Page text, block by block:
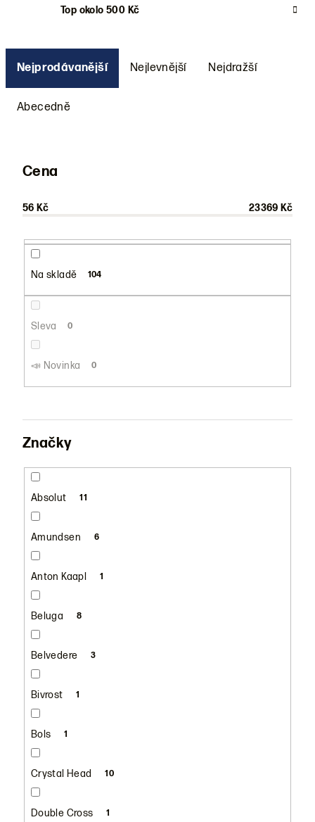
Top okolo 500 Kč
Ř
z
Nejprodávanější Nejlevnější Nejdražší
Abecedně
Cena
56 Kč 23369 Kč
Na skladě 104
Sleva 0
📣 Novinka 0
Značky
Absolut 11
Amundsen 6
Anton Kaapl 1
Beluga 8
Belvedere 3
Bivrost 1
Bols 1
Crystal Head 10
Double Cross 1